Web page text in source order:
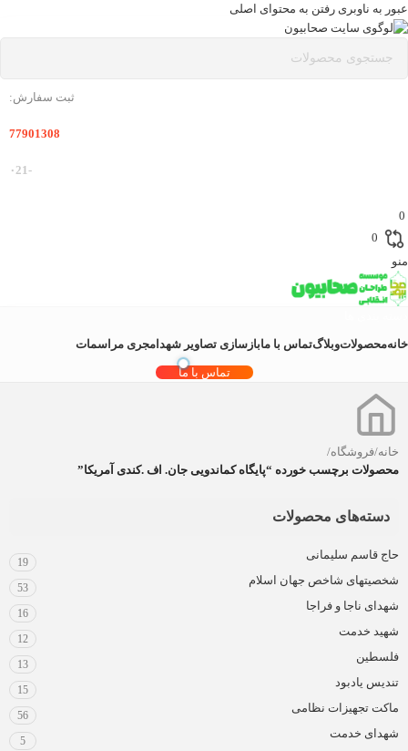
عبور به ناوبری رفتن به محتوای اصلی
ثبت سفارش:
77901308
-۰21
0
0
منو
خانهمحصولاتوبلاگتماس با مابازسازی تصاویر شهدا مجری مراسمات
تماس با ما
خانه/فروشگاه/
محصولات برچسب خورده “پایگاه کماندویی جان. اف .کندی آمریکا”
دسته‌های محصولات
حاج قاسم سلیمانی
19
شخصیتهای شاخص جهان اسلام
53
شهدای ناجا و فراجا
16
شهید خدمت
12
فلسطین
13
تندیس یادبود
15
ماکت تجهیزات نظامی
56
شهدای خدمت
5